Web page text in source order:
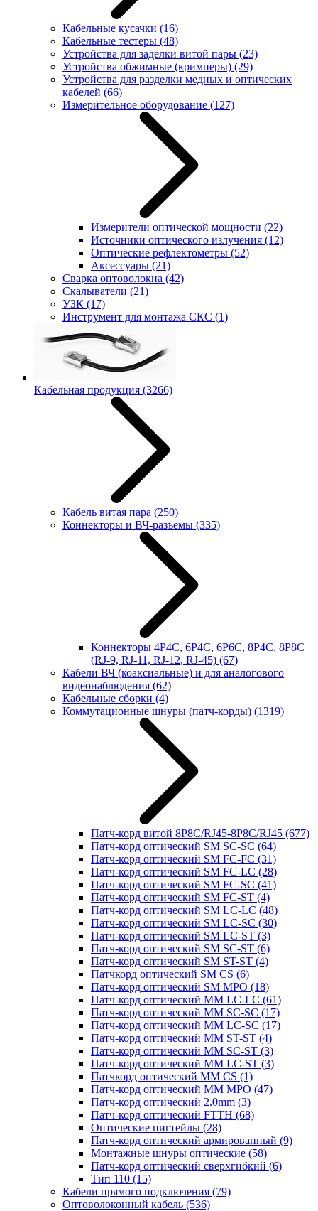
Кабельные кусачки (16)
Кабельные тестеры (48)
Устройства для заделки витой пары (23)
Устройства обжимные (кримперы) (29)
Устройства для разделки медных и оптических
кабелей (66)
Измерительное оборудование (127)
Измерители оптической мощности (22)
Источники оптического излучения (12)
Оптические рефлектометры (52)
Аксессуары (21)
Сварка оптоволокна (42)
Скалыватели (21)
УЗК (17)
Инструмент для монтажа СКС (1)
Кабельная продукция (3266)
Кабель витая пара (250)
Коннекторы и ВЧ-разъемы (335)
Коннекторы 4P4C, 6P4C, 6P6C, 8P4C, 8P8C
(RJ-9, RJ-11, RJ-12, RJ-45) (67)
Кабели ВЧ (коаксиальные) и для аналогового
видеонаблюдения (62)
Кабельные сборки (4)
Коммутационные шнуры (патч-корды) (1319)
Патч-корд витой 8P8C/RJ45-8P8C/RJ45 (677)
Патч-корд оптический SM SC-SC (64)
Патч-корд оптический SM FC-FC (31)
Патч-корд оптический SM FC-LC (28)
Патч-корд оптический SM FC-SC (41)
Патч-корд оптический SM FC-ST (4)
Патч-корд оптический SM LC-LC (48)
Патч-корд оптический SM LC-SC (30)
Патч-корд оптический SM LC-ST (3)
Патч-корд оптический SM SC-ST (6)
Патч-корд оптический SM ST-ST (4)
Патчкорд оптический SM CS (6)
Патч-корд оптический SM MPO (18)
Патч-корд оптический MM LC-LC (61)
Патч-корд оптический MM SC-SC (17)
Патч-корд оптический MM LC-SC (17)
Патч-корд оптический MM ST-ST (4)
Патч-корд оптический MM SC-ST (3)
Патч-корд оптический MM LC-ST (3)
Патчкорд оптический MM CS (1)
Патч-корд оптический MM MPO (47)
Патч-корд оптический 2.0mm (3)
Патч-корд оптический FTTH (68)
Оптические пигтейлы (28)
Патч-корд оптический армированный (9)
Монтажные шнуры оптические (58)
Патч-корд оптический сверхгибкий (6)
Тип 110 (15)
Кабели прямого подключения (79)
Оптоволоконный кабель (536)